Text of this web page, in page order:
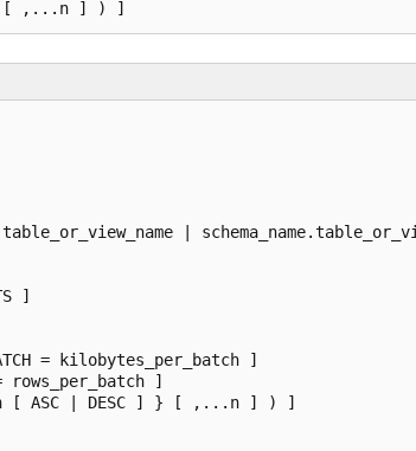
|
]
= kilobytes_per_batch ]
rows_per_batch ]
[ ASC | DESC ] } [ ,...n ] ) ]